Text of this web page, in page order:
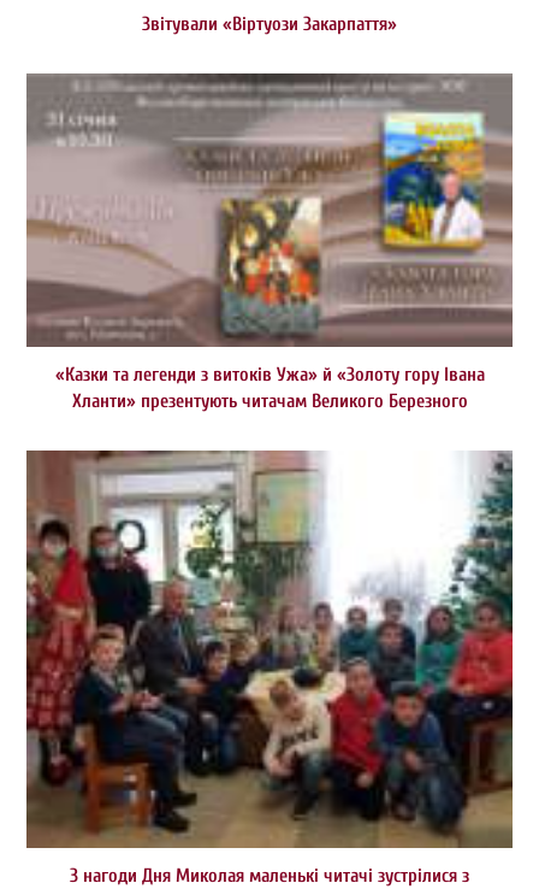
Звітували «Віртуози Закарпаття»
«Казки та легенди з витоків Ужа» й «Золоту гору Івана
Хланти» презентують читачам Великого Березного
З нагоди Дня Миколая маленькі читачі зустрілися з